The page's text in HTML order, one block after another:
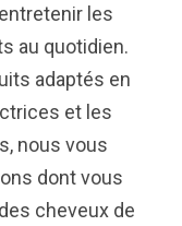
les
au quotidien.
adaptés en
et les
nous vous
dont vous
cheveux de